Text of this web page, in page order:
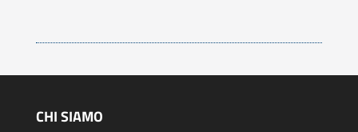
CHI SIAMO